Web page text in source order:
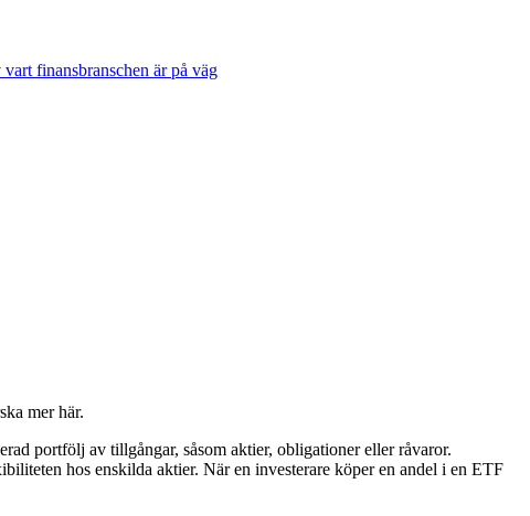
vart finansbranschen är på väg
mer här.
portfölj av tillgångar, såsom aktier, obligationer eller råvaror.
hos enskilda aktier. När en investerare köper en andel i en ETF